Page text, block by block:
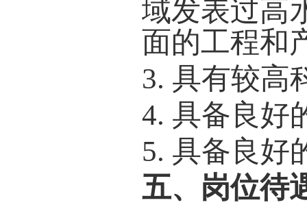
域发表过高
面的工程和
3. 具有较高
4. 具备良好
5. 具备良好
五、岗位待